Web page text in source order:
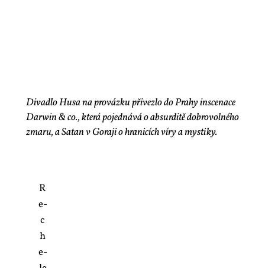
Divadlo Husa na provázku přivezlo do Prahy inscenace
Darwin & co., která pojednává o absurditě dobrovolného
zmaru, a Satan v Goraji o hranicích víry a mystiky.
R
e­
c
h
e­